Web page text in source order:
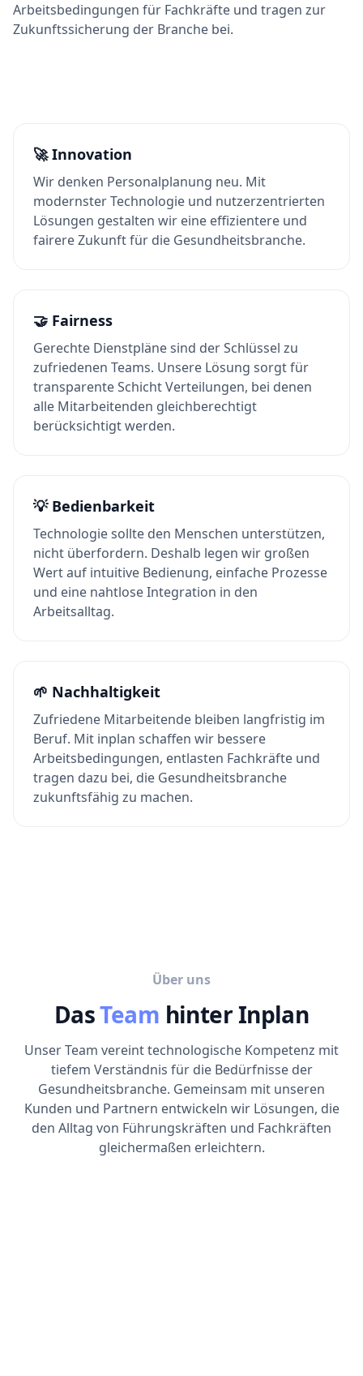
Arbeitsbedingungen für Fachkräfte und tragen zur
Zukunftssicherung der Branche bei.
🚀Innovation
Wir denken Personalplanung neu. Mit
modernster Technologie und nutzerzentrierten
Lösungen gestalten wir eine effizientere und
fairere Zukunft für die Gesundheitsbranche.
🤝 Fairness
Gerechte Dienstpläne sind der Schlüssel zu
zufriedenen Teams. Unsere Lösung sorgt für
transparente Schicht Verteilungen, bei denen
alle Mitarbeitenden gleichberechtigt
berücksichtigt werden.
💡 Bedienbarkeit
Technologie sollte den Menschen unterstützen,
nicht überfordern. Deshalb legen wir großen
Wert auf intuitive Bedienung, einfache Prozesse
und eine nahtlose Integration in den
Arbeitsalltag.
🌱 Nachhaltigkeit
Zufriedene Mitarbeitende bleiben langfristig im
Beruf. Mit inplan schaffen wir bessere
Arbeitsbedingungen, entlasten Fachkräfte und
tragen dazu bei, die Gesundheitsbranche
zukunftsfähig zu machen.
Über uns
DasTeam hinter Inplan
Unser Team vereint technologische Kompetenz mit
tiefem Verständnis für die Bedürfnisse der
Gesundheitsbranche. Gemeinsam mit unseren
Kunden und Partnern entwickeln wir Lösungen, die
den Alltag von Führungskräften und Fachkräften
gleichermaßen erleichtern.